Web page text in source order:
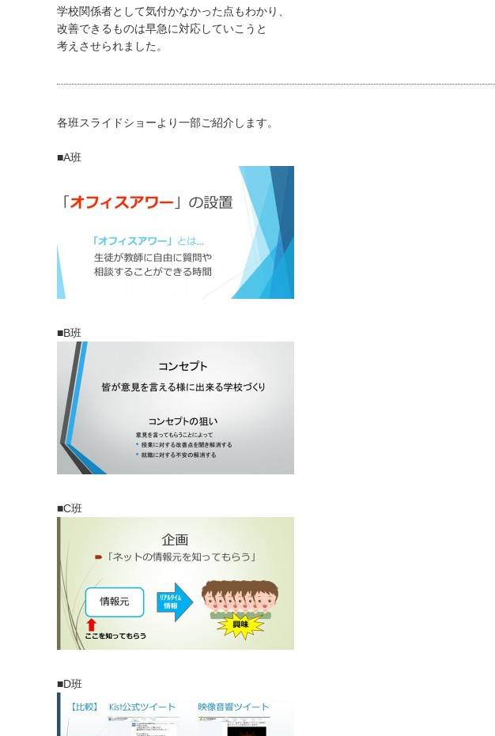
学校関係者として気付かなかった点もわかり、
改善できるものは早急に対応していこうと
考えさせられました。
各班スライドショーより一部ご紹介します。
■A班
■B班
■C班
■D班